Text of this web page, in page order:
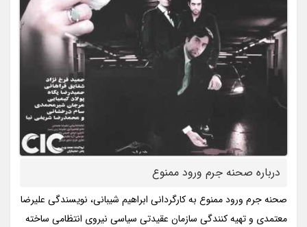
درباره صحنه جرم ورود ممنوع
صحنه جرم ورود ممنوع به کارگردانی ابراهیم شیبانی، نویسندگی علیرضا
معتمدی و تهیه کنندگی سازمان عقیدتی سیاسی نیروی انتظامی ساخته